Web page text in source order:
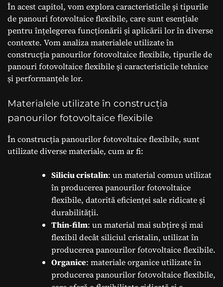
În acest capitol, vom explora caracteristicile și tipurile
de panouri fotovoltaice flexibile, care sunt esențiale
pentru înțelegerea funcționării și aplicării lor în diverse
contexte. Vom analiza materialele utilizate în
construcția panourilor fotovoltaice flexibile, tipurile de
panouri fotovoltaice flexibile și caracteristicile tehnice
și performanțele lor.
Materialele utilizate în construcția
panourilor fotovoltaice flexibile
În construcția panourilor fotovoltaice flexibile, sunt
utilizate diverse materiale, cum ar fi:
Siliciu cristalin: un material comun utilizat
în producerea panourilor fotovoltaice
flexibile, datorită eficienței sale ridicate și
durabilității.
Thin-film: un material mai subțire și mai
flexibil decât siliciul cristalin, utilizat în
producerea panourilor fotovoltaice flexibile.
Organice: materiale organice utilizate în
producerea panourilor fotovoltaice flexibile,